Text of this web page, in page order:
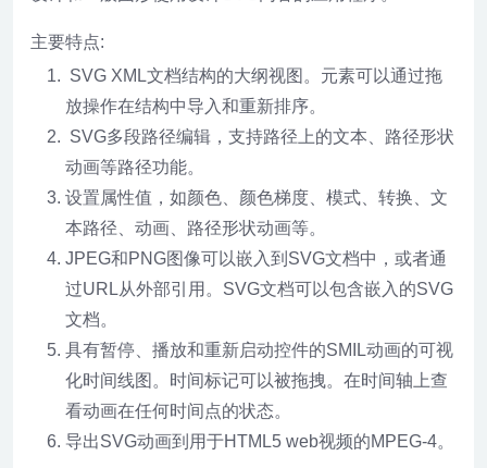
主要特点:
SVG XML文档结构的大纲视图。元素可以通过拖
放操作在结构中导入和重新排序。
SVG多段路径编辑，支持路径上的文本、路径形状
动画等路径功能。
设置属性值，如颜色、颜色梯度、模式、转换、文
本路径、动画、路径形状动画等。
JPEG和PNG图像可以嵌入到SVG文档中，或者通
过URL从外部引用。SVG文档可以包含嵌入的SVG
文档。
具有暂停、播放和重新启动控件的SMIL动画的可视
化时间线图。时间标记可以被拖拽。在时间轴上查
看动画在任何时间点的状态。
导出SVG动画到用于HTML5 web视频的MPEG-4。